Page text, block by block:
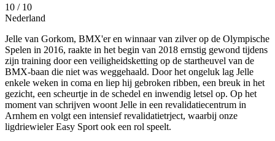
10 / 10
Nederland
Jelle van Gorkom, BMX'er en winnaar van zilver op de Olympische
Spelen in 2016, raakte in het begin van 2018 ernstig gewond tijdens
zijn training door een veiligheidsketting op de startheuvel van de
BMX-baan die niet was weggehaald. Door het ongeluk lag Jelle
enkele weken in coma en liep hij gebroken ribben, een breuk in het
gezicht, een scheurtje in de schedel en inwendig letsel op. Op het
moment van schrijven woont Jelle in een revalidatiecentrum in
Arnhem en volgt een intensief revalidatietrject, waarbij onze
ligdriewieler Easy Sport ook een rol speelt.